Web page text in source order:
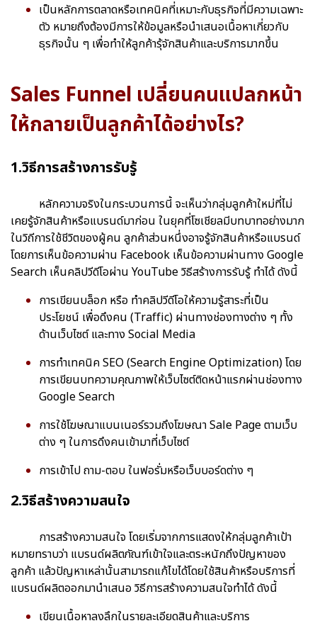
เป็นหลักการตลาดหรือเทคนิคที่เหมาะกับธุรกิจที่มีความเฉพาะ
ตัว หมายถึงต้องมีการให้ข้อมูลหรือนำเสนอเนื้อหาเกี่ยวกับ
ธุรกิจนั้น ๆ เพื่อทำให้ลูกค้ารุ้จักสินค้าและบริการมากขึ้น
Sales Funnel เปลี่ยนคนแปลกหน้า
ให้กลายเป็นลูกค้าได้อย่างไร?
1.วิธีการสร้างการรับรู้
หลักความจริงในกระบวนการนี้ จะเห็นว่ากลุ่มลูกค้าใหม่ที่ไม่
เคยรู้จักสินค้าหรือแบรนด์มาก่อน ในยุคที่โซเชียลมีบทบาทอย่างมาก
ในวิถีการใช้ชีวิตของผู้คน ลูกค้าส่วนหนึ่งอาจรู้จักสินค้าหรือแบรนด์
โดยการเห็นข้อความผ่าน Facebook เห็นข้อความผ่านทาง Google
Search เห็นคลิปวีดีโอผ่าน YouTube วิธีสร้างการรับรู้ ทำได้ ดังนี้
การเขียนบล็อก หรือ ทำคลิปวีดีโอให้ความรู้สาระที่เป็น
ประโยชน์ เพื่อดึงคน (Traffic) ผ่านทางช่องทางต่าง ๆ ทั้ง
ด้านเว็บไซต์ และทาง Social Media
การทำเทคนิค SEO (Search Engine Optimization) โดย
การเขียนบทความคุณภาพให้เว็บไซต์ติดหน้าแรกผ่านช่องทาง
Google Search
การใช้โฆษณาแบนเนอร์รวมถึงโฆษณา Sale Page ตามเว็บ
ต่าง ๆ ในการดึงคนเข้ามาที่เว็บไซต์
การเข้าไป ถาม-ตอบ ในฟอรั่มหรือเว็บบอร์ดต่าง ๆ
2.วิธีสร้างความสนใจ
การสร้างความสนใจ โดยเริ่มจากการแสดงให้กลุ่มลูกค้าเป้า
หมายทราบว่า แบรนด์ผลิตภัณฑ์เข้าใจและตระหนักถึงปัญหาของ
ลูกค้า แล้วปัญหาเหล่านั้นสามารถแก้ไขได้โดยใช้สินค้าหรือบริการที่
แบรนด์ผลิตออกมานำเสนอ วิธีการสร้างความสนใจทำได้ ดังนี้
เขียนเนื้อหาลงลึกในรายละเอียดสินค้าและบริการ